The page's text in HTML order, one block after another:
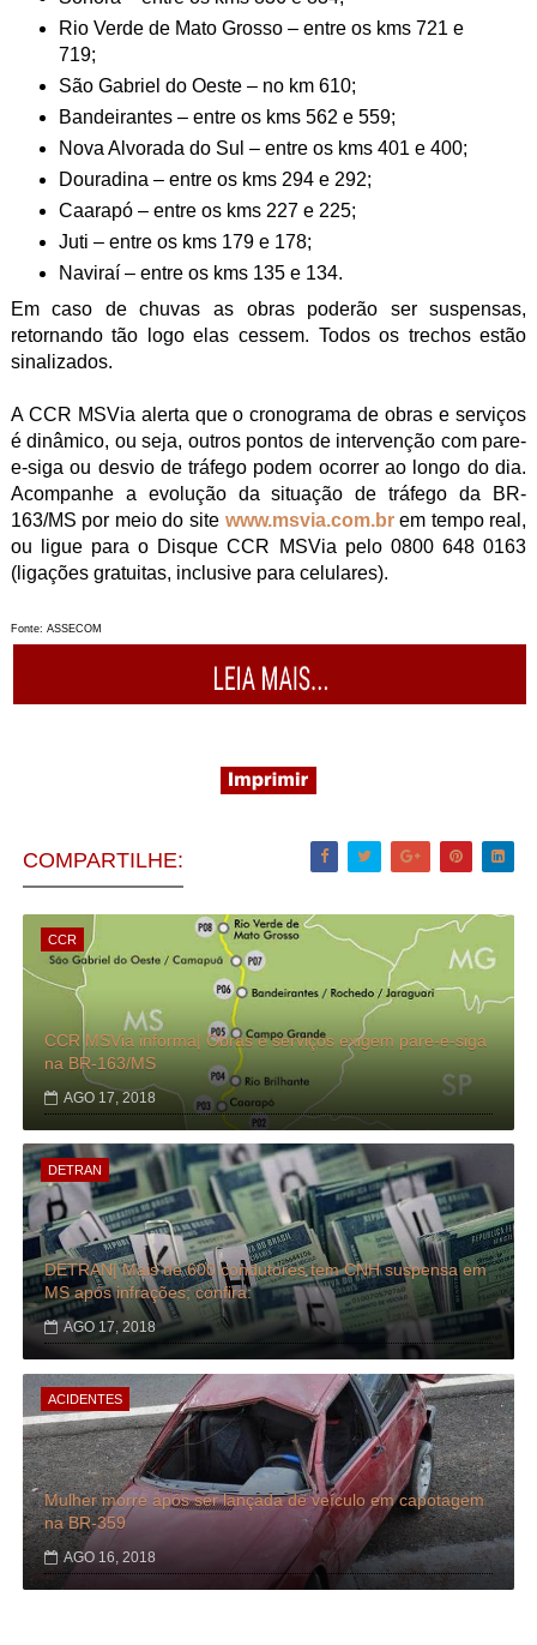
Rio Verde de Mato Grosso – entre os kms 721 e
719;
São Gabriel do Oeste – no km 610;
Bandeirantes – entre os kms 562 e 559;
Nova Alvorada do Sul – entre os kms 401 e 400;
Douradina – entre os kms 294 e 292;
Caarapó – entre os kms 227 e 225;
Juti – entre os kms 179 e 178;
Naviraí – entre os kms 135 e 134.
Em caso de chuvas as obras poderão ser suspensas,
retornando tão logo elas cessem. Todos os trechos estão
sinalizados.
A CCR MSVia alerta que o cronograma de obras e serviços
é dinâmico, ou seja, outros pontos de intervenção com pare-
e-siga ou desvio de tráfego podem ocorrer ao longo do dia.
Acompanhe a evolução da situação de tráfego da BR-
163/MS por meio do site www.msvia.com.brem tempo real,
ou ligue para o Disque CCR MSVia pelo 0800 648 0163
(ligações gratuitas, inclusive para celulares).
Fonte: ASSECOM
COMPARTILHE:
CCR
CCR MSVia informa| Obras e serviços exigem pare-e-siga
na BR-163/MS
AGO 17, 2018
DETRAN
DETRAN| Mais de 600 condutores tem CNH suspensa em
MS após infrações; confira:
AGO 17, 2018
ACIDENTES
Mulher morre após ser lançada de veículo em capotagem
na BR-359
AGO 16, 2018